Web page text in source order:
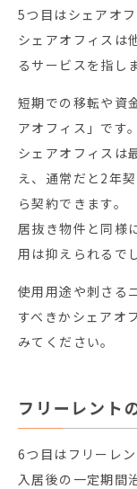
5つ目はシェアオ
シェアオフィスは
るサービスを指し
短期での移転や資
アオフィス」です。
シェアオフィスは
え、通常だと2年
ら契約できます。
居抜き物件と同様
用は抑えられるで
使用用途や刺さる
すべきかシェアオ
みてください。
フリーレント
6つ目はフリーレ
入居後の一定期間